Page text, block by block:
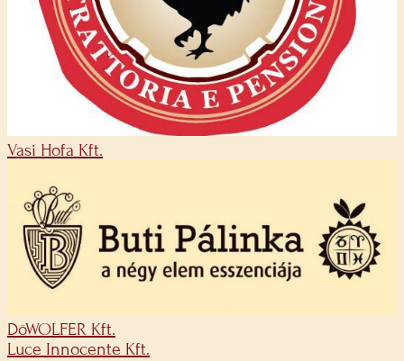
Vasi Hofa Kft.
DöWOLFER Kft.
Luce Innocente Kft.